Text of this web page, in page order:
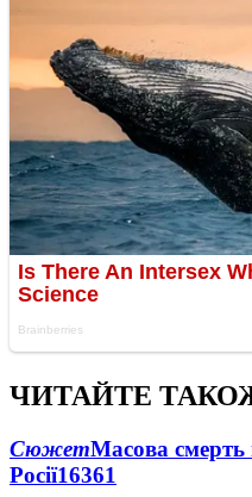
ЧИТАЙТЕ
СюжетМасова
Росії16361